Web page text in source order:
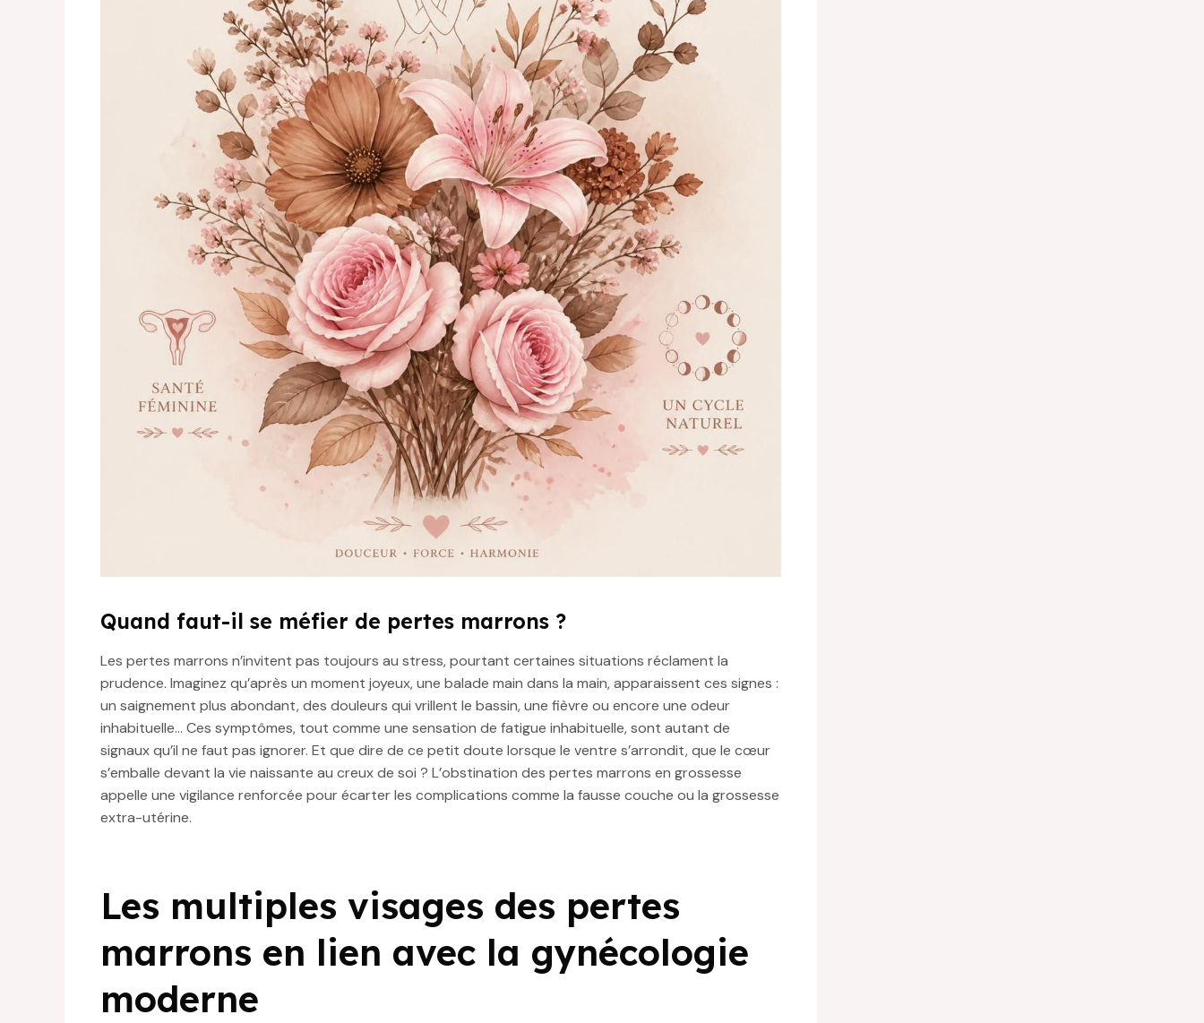
Quand faut-il se méfier de pertes marrons ?
Les pertes marrons n’invitent pas toujours au stress, pourtant certaines situations réclament la
prudence. Imaginez qu’après un moment joyeux, une balade main dans la main, apparaissent ces signes :
un saignement plus abondant, des douleurs qui vrillent le bassin, une fièvre ou encore une odeur
inhabituelle… Ces symptômes, tout comme une sensation de fatigue inhabituelle, sont autant de
signaux qu’il ne faut pas ignorer. Et que dire de ce petit doute lorsque le ventre s’arrondit, que le cœur
s’emballe devant la vie naissante au creux de soi ? L’obstination des pertes marrons en grossesse
appelle une vigilance renforcée pour écarter les complications comme la fausse couche ou la grossesse
extra-utérine.
Les multiples visages des pertes
marrons en lien avec la gynécologie
moderne